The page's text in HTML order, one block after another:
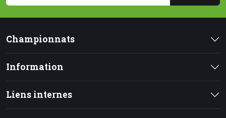
Championnats
Information
Liens internes